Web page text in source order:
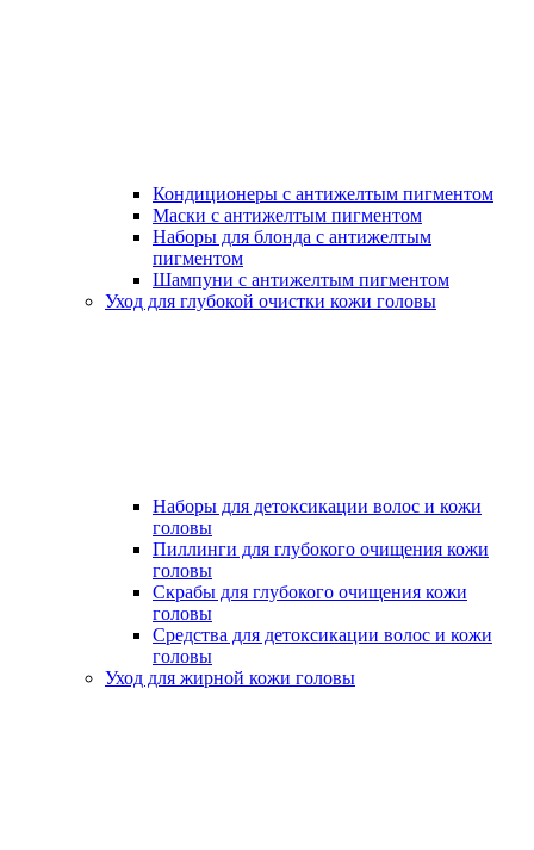
Кондиционеры с антижелтым пигментом
Маски с антижелтым пигментом
Наборы для блонда с антижелтым
пигментом
Шампуни с антижелтым пигментом
Уход для глубокой очистки кожи головы
Наборы для детоксикации волос и кожи
головы
Пиллинги для глубокого очищения кожи
головы
Скрабы для глубокого очищения кожи
головы
Средства для детоксикации волос и кожи
головы
Уход для жирной кожи головы